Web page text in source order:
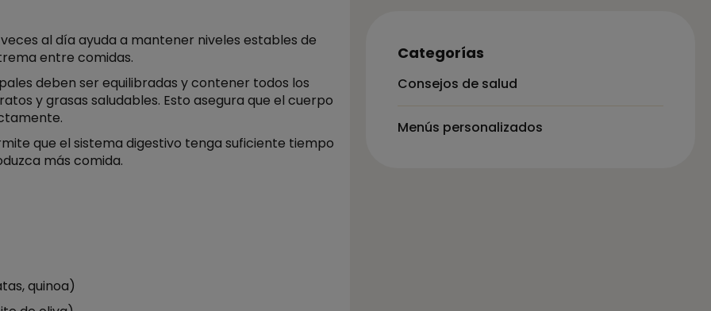
al día ayuda a mantener niveles estables de
entre comidas.
deben ser equilibradas y contener todos los
y grasas saludables. Esto asegura que el cuerpo
que el sistema digestivo tenga suficiente tiempo
más comida.
quinoa)
Categorías
Consejos de salud
Menús personalizados